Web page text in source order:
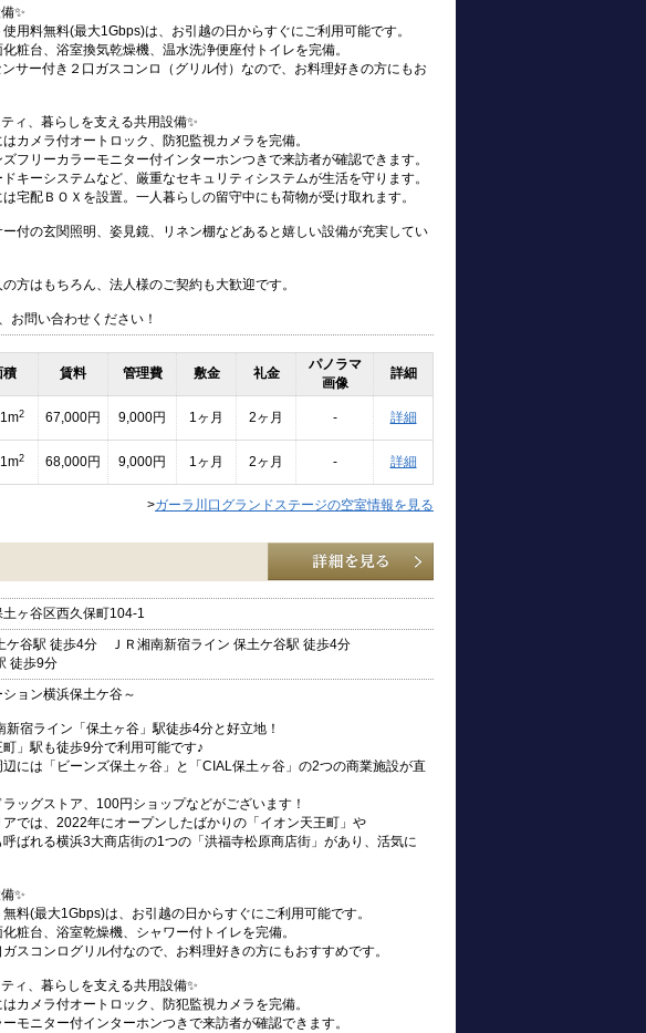
✨
使用料無料(最大1Gbps)は、お引越の日からすぐにご利用可能です。
化粧台、浴室換気乾燥機、温水洗浄便座付トイレを完備。
ンサー付き２口ガスコンロ（グリル付）なので、お料理好きの方にもお
ィ、暮らしを支える共用設備✨
はカメラ付オートロック、防犯監視カメラを完備。
ズフリーカラーモニター付インターホンつきで来訪者が確認できます。
ドキーシステムなど、厳重なセキュリティシステムが生活を守ります。
は宅配ＢＯＸを設置。一人暮らしの留守中にも荷物が受け取れます。
付の玄関照明、姿見鏡、リネン棚などあると嬉しい設備が充実してい
方はもちろん、法人様のご契約も大歓迎です。
お問い合わせください！
積 賃料 管理費 敷金 礼金
パノラマ
画像
詳細
2 67,000円 9,000円 1ヶ月 2ヶ月 - 詳細
2 68,000円 9,000円 1ヶ月 2ヶ月 - 詳細
>ガーラ川口グランドステージの空室情報を見る
ヶ谷区西久保町104-1
ケ谷駅 徒歩4分 ＪＲ湘南新宿ライン 保土ケ谷駅 徒歩4分
徒歩9分
ョン横浜保土ケ谷～
新宿ライン「保土ヶ谷」駅徒歩4分と好立地！
」駅も徒歩9分で利用可能です♪
辺には「ビーンズ保土ヶ谷」と「CIAL保土ヶ谷」の2つの商業施設が直
ッグストア、100円ショップなどがございます！
アでは、2022年にオープンしたばかりの「イオン天王町」や
ばれる横浜3大商店街の1つの「洪福寺松原商店街」があり、活気に
✨
無料(最大1Gbps)は、お引越の日からすぐにご利用可能です。
化粧台、浴室乾燥機、シャワー付トイレを完備。
ガスコンログリル付なので、お料理好きの方にもおすすめです。
ィ、暮らしを支える共用設備✨
はカメラ付オートロック、防犯監視カメラを完備。
ーモニター付インターホンつきで来訪者が確認できます。